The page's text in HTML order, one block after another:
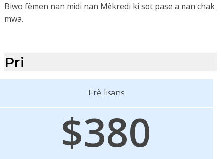
Biwo fèmen nan midi nan Mèkredi ki sot pase a nan chak
mwa.
Pri
Frè lisans
$380